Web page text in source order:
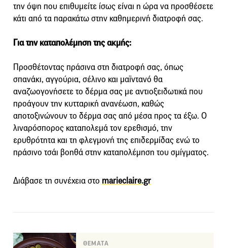
την όψη που επιθυμείτε ίσως είναι η ώρα να προσθέσετε
κάτι από τα παρακάτω στην καθημερινή διατροφή σας.
Για την καταπολέμηση της ακμής:
Προσθέτοντας πράσινα στη διατροφή σας, όπως
σπανάκι, αγγούρια, σέλινο και μαϊντανό θα
αναζωογονήσετε το δέρμα σας με αντιοξειδωτικά που
προάγουν την κυτταρική ανανέωση, καθώς
αποτοξινώνουν το δέρμα σας από μέσα προς τα έξω. Ο
λιναρόσπορος καταπολεμά τον ερεθισμό, την
ερυθρότητα και τη φλεγμονή της επιδερμίδας ενώ το
πράσινο τσάι βοηθά στην καταπολέμηση του σμίγματος.
Διάβασε τη συνέχεια στο marieclaire.gr
ΘΕΜΑΤΑ